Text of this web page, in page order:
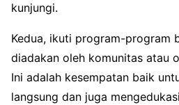
kunjungi.
Kedua, ikuti program-program
diadakan oleh komunitas atau
Ini adalah kesempatan baik
langsung dan juga